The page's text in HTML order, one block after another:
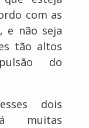
com as
e não seja
tão altos
do
dois
muitas